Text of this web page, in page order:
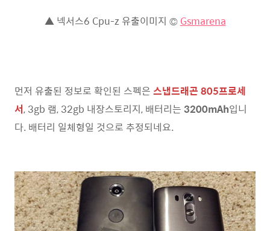
▲ 넥서스6 Cpu-z 유출이미지 © Gsmarena
먼저 유출된 정보로 확인된 스펙은 스냅드래곤 805프로세
서, 3gb 램, 32gb 내장스토리지, 배터리는 3200mAh입니
다. 배터리 일체형일 것으로 추정되네요.